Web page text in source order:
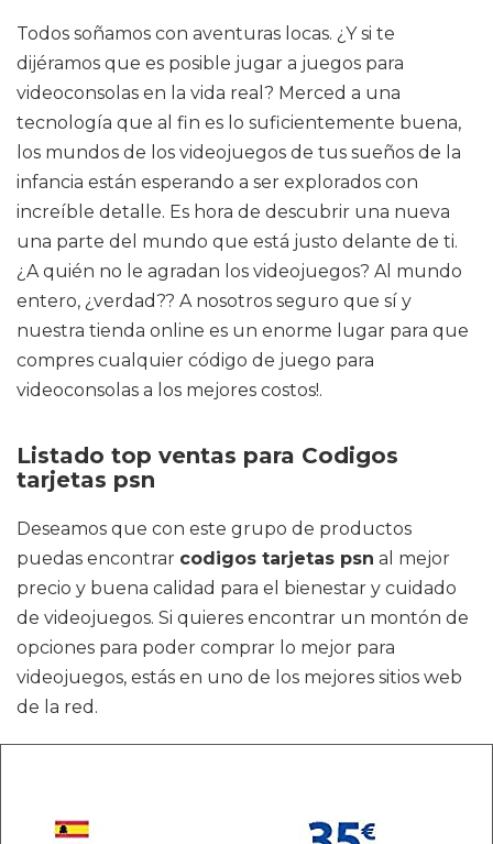
Todos soñamos con aventuras locas. ¿Y si te
dijéramos que es posible jugar a juegos para
videoconsolas en la vida real? Merced a una
tecnología que al fin es lo suficientemente buena,
los mundos de los videojuegos de tus sueños de la
infancia están esperando a ser explorados con
increíble detalle. Es hora de descubrir una nueva
una parte del mundo que está justo delante de ti.
¿A quién no le agradan los videojuegos? Al mundo
entero, ¿verdad?? A nosotros seguro que sí y
nuestra tienda online es un enorme lugar para que
compres cualquier código de juego para
videoconsolas a los mejores costos!.
Listado top ventas para Codigos
tarjetas psn
Deseamos que con este grupo de productos
puedas encontrar codigos tarjetas psn al mejor
precio y buena calidad para el bienestar y cuidado
de videojuegos. Si quieres encontrar un montón de
opciones para poder comprar lo mejor para
videojuegos, estás en uno de los mejores sitios web
de la red.